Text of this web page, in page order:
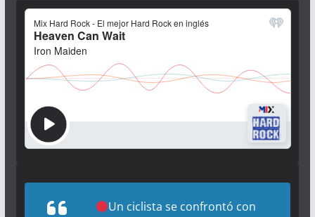
Un ciclista se confrontó con